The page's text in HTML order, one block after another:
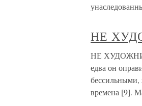
НЕ
НЕ
едва он
бессильными,
времена [9].